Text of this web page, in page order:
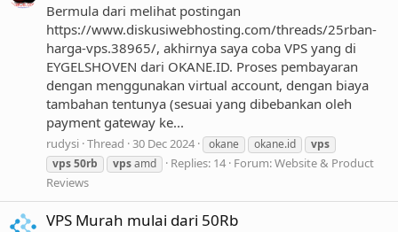
Bermula dari melihat postingan
https://www.diskusiwebhosting.com/threads/25rban-
harga-vps.38965/, akhirnya saya coba VPS yang di
EYGELSHOVEN dari OKANE.ID. Proses pembayaran
dengan menggunakan virtual account, dengan biaya
tambahan tentunya (sesuai yang dibebankan oleh
payment gateway ke...
rudysi Thread 30 Dec 2024 okane okane.id
vps
vps50rb vpsamd Replies: 14 Forum:Website & Product
Reviews
VPS Murah mulai dari 50Rb